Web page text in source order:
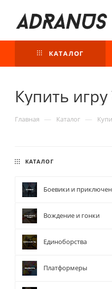
КАТАЛОГ
Купить
Главная — Каталог —
КАТАЛОГ
Боевики и
Вождение и гонки
Единоборства
Платформеры